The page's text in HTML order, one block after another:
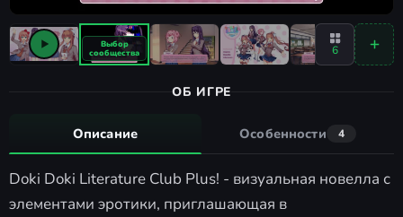
6
ОБ ИГРЕ
Описание Особенности 4
Doki Doki Literature Club Plus! - визуальная новелла с
элементами эротики, приглашающая в